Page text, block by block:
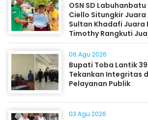
OSN SD
Ciello Situngkir
Sultan Khadafi Juara
Timothy Rangkuti
06 Agu 2026
Bupati Toba Lantik
Tekankan Integritas
Pelayanan Publik
03 Agu 2026